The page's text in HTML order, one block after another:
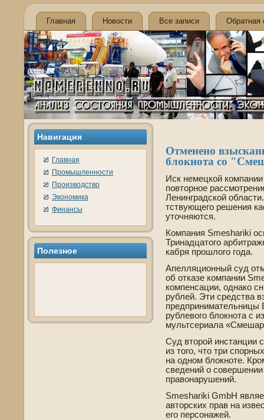
Главная Новости Все записи Обратная
Навигация
Главная
Промышленности
Производство
Экономика
Финансы
Полезное
Отменено
блокнота со
Иск немецкой
повторное
Ленинградской
тствующего решения
уточняются.
Компания Smeshariki
Тринадцатого
кабря прошлого года.
Апелляционный суд
об отказе компании
компенсации, однако
рублей. Эти средства
рублевого блокнота с
мультсериала
Суд второй инстанции
из того, что три
на одном блокноте.
све­де­ний о
правонарушений.
Smeshariki GmbH
авторских прав на
его персонажей.